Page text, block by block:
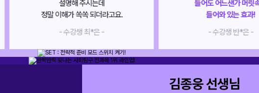
들어도 어느샌가 머릿속에
들어와 있는 효과!
- 수강생 반*은 -
없는 거구나’ 하면서
암기가 저절로 돼요
- 수강생 박*빈 -
김종웅 선생님